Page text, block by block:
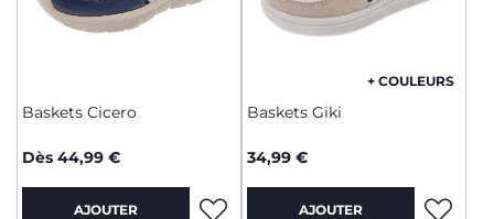
Baskets Cicero
Dès 44,99 €
AJOUTER
+ COULEURS
Baskets Giki
34,99 €
AJOUTER